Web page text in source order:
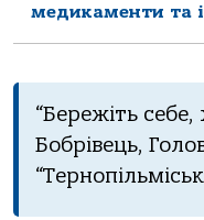
медикаменти та
“Бережіть себе,
Бобрівець,